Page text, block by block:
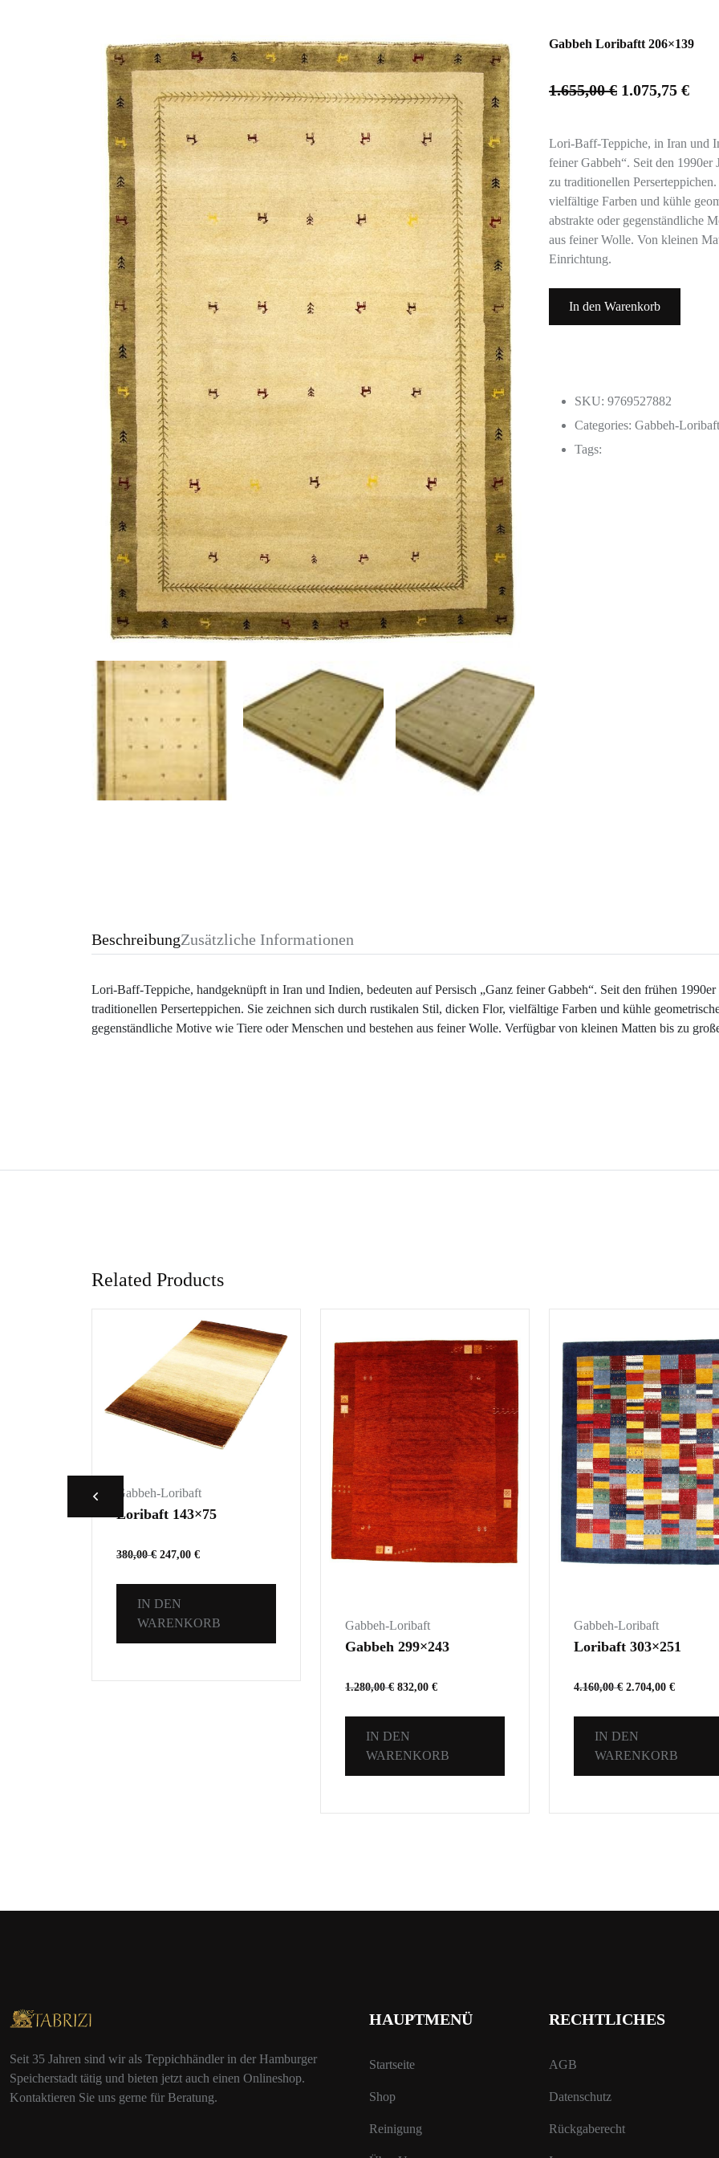
Gabbeh Loribaftt 206×139
1.655,00€ 1.075,75 €
Lori-Baff-Teppiche, in Iran und
feiner Gabbeh“. Seit den 1990er
zu traditionellen
vielfältige Farben und kühle
abstrakte oder gegenständliche
aus feiner Wolle. Von kleinen
Einrichtung.
In den Warenkorb
SKU: 9769527882
Categories: Gabbeh-Loribaft
Tags:
BeschreibungZusätzliche Informationen
Lori-Baff-Teppiche, handgeknüpft in Iran und Indien, bedeuten auf Persisch „Ganz feiner Gabbeh“. Seit den frühen
traditionellen Perserteppichen. Sie zeichnen sich durch rustikalen Stil, dicken Flor, vielfältige Farben und kühle
gegenständliche Motive wie Tiere oder Menschen und bestehen aus feiner Wolle. Verfügbar von kleinen Matten bis zu
Related Products
Gabbeh-Loribaft
Loribaft 143×75
380,00€ 247,00 €
IN DEN
WARENKORB
Gabbeh-Loribaft
Gabbeh 299×243
1.280,00€ 832,00 €
IN DEN
WARENKORB
Gabbeh-Loribaft
Loribaft 303×251
4.160,00€ 2.704,00 €
IN DEN
WARENKORB
Seit 35 Jahren sind wir als Teppichhändler in der Hamburger
Speicherstadt tätig und bieten jetzt auch einen Onlineshop.
Kontaktieren Sie uns gerne für Beratung.
HAUPTMENÜ
Startseite
Shop
Reinigung
RECHTLICHES
AGB
Datenschutz
Rückgaberecht